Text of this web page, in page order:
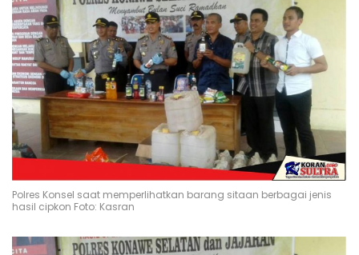
Polres Konsel saat memperlihatkan barang sitaan berbagai jenis
hasil cipkon Foto: Kasran